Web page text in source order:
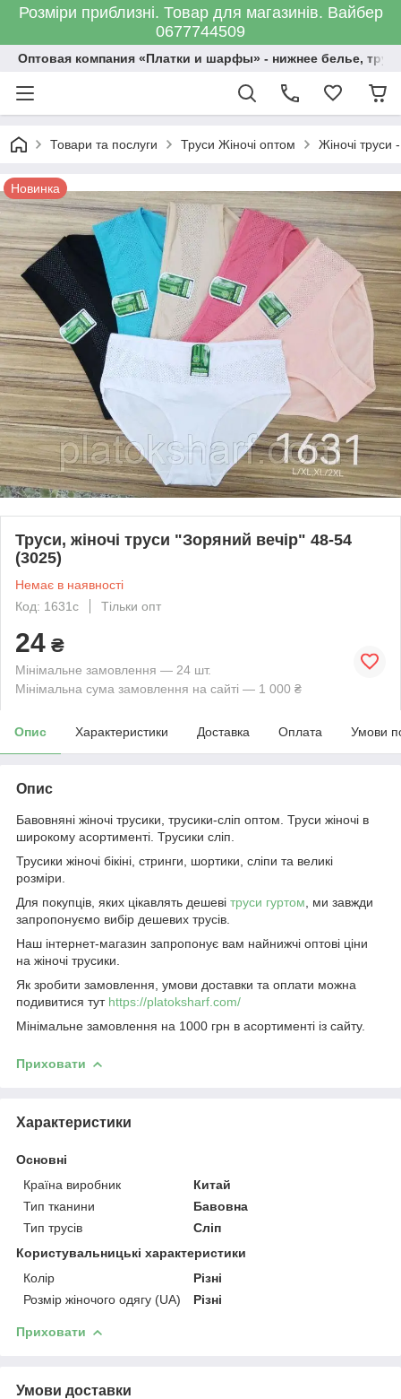
Розміри приблизні. Товар для магазинів. Вайбер
0677744509
Оптовая компания «Платки и шарфы» - нижнее белье,
Товари та послуги Труси Жіночі оптом Жіночі труси
Новинка
Труси, жіночі труси "Зоряний вечір" 48-54
(3025)
Немає в наявності
Код: 1631с
Тільки опт
24 ₴
Мінімальне замовлення — 24 шт.
Мінімальна сума замовлення на сайті — 1 000 ₴
Опис Характеристики Доставка Оплата Умови
Опис
Бавовняні жіночі трусики, трусики-сліп оптом. Труси жіночі в
широкому асортименті. Трусики сліп.
Трусики жіночі бікіні, стринги, шортики, сліпи та великі
розміри.
Для покупців, яких цікавлять дешеві труси гуртом , ми завжди
запропонуємо вибір дешевих трусів.
Наш інтернет-магазин запропонує вам найнижчі оптові ціни
на жіночі трусики.
Як зробити замовлення, умови доставки та оплати можна
подивитися тут https://platoksharf.com/
Мінімальне замовлення на 1000 грн в асортименті із сайту.
Приховати
Характеристики
Основні
Країна виробник
Китай
Тип тканини
Бавовна
Тип трусів
Сліп
Користувальницькі характеристики
Колір
Різні
Розмір жіночого одягу (UA)
Різні
Приховати
Умови доставки